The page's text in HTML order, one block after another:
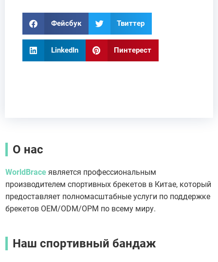
Фейсбук Твиттер
LinkedIn Пинтерест
О нас
WorldBrace является профессиональным
производителем спортивных брекетов в Китае, который
предоставляет полномасштабные услуги по поддержке
брекетов OEM/ODM/OPM по всему миру.
Наш спортивный бандаж